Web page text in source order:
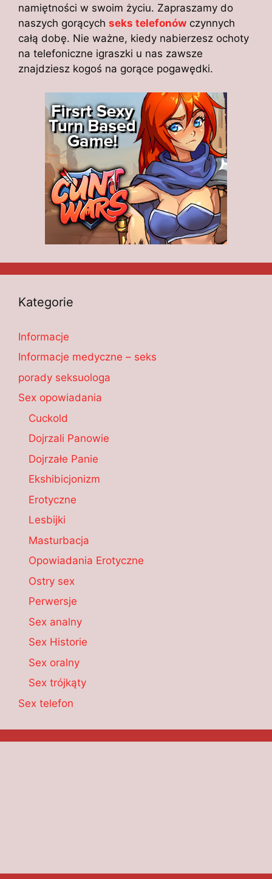
namiętności w swoim życiu. Zapraszamy do
naszych gorących seks telefonów czynnych
całą dobę. Nie ważne, kiedy nabierzesz ochoty
na telefoniczne igraszki u nas zawsze
znajdziesz kogoś na gorące pogawędki.
Kategorie
Informacje
Informacje medyczne – seks
porady seksuologa
Sex opowiadania
Cuckold
Dojrzali Panowie
Dojrzałe Panie
Ekshibicjonizm
Erotyczne
Lesbijki
Masturbacja
Opowiadania Erotyczne
Ostry sex
Perwersje
Sex analny
Sex Historie
Sex oralny
Sex trójkąty
Sex telefon